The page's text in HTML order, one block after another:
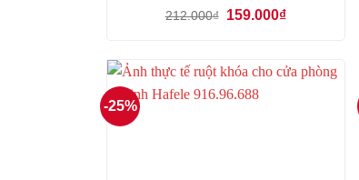
212.000₫ Giá
159.000₫Giá
159.000₫.
-25%